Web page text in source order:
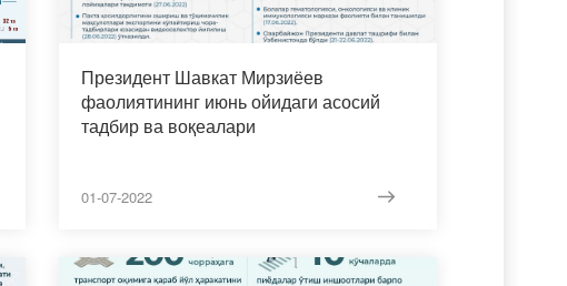
Президент Шавкат Мирзиёев
фаолиятининг июнь ойидаги асосий
тадбир ва воқеалари
01-07-2022